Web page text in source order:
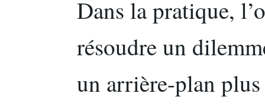
Dans la pratique,
résoudre un
un arrière-plan